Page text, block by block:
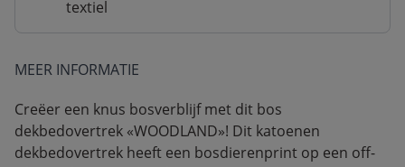
textiel
MEER INFORMATIE
Creëer een knus bosverblijf met dit bos
dekbedovertrek «WOODLAND»! Dit katoenen
dekbedovertrek heeft een bosdierenprint op een off-